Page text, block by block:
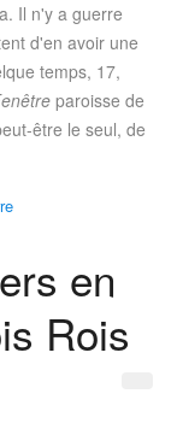
Il n'y a guerre
d'en avoir une
temps, 17,
paroisse de
être le seul, de
en
Rois